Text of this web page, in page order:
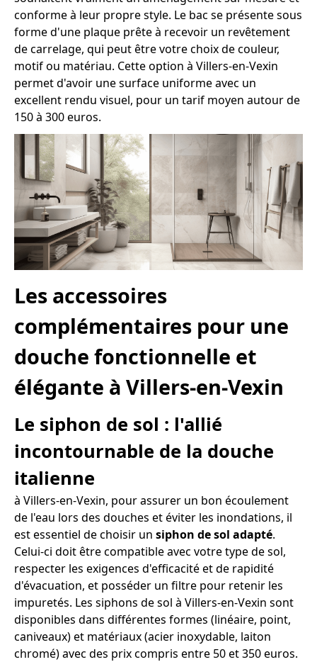
conforme à leur propre style. Le bac se présente sous
forme d'une plaque prête à recevoir un revêtement
de carrelage, qui peut être votre choix de couleur,
motif ou matériau. Cette option à Villers-en-Vexin
permet d'avoir une surface uniforme avec un
excellent rendu visuel, pour un tarif moyen autour de
150 à 300 euros.
Les accessoires
complémentaires pour une
douche fonctionnelle et
élégante à Villers-en-Vexin
Le siphon de sol : l'allié
incontournable de la douche
italienne
à Villers-en-Vexin, pour assurer un bon écoulement
de l'eau lors des douches et éviter les inondations, il
est essentiel de choisir un siphon de sol adapté.
Celui-ci doit être compatible avec votre type de sol,
respecter les exigences d'efficacité et de rapidité
d'évacuation, et posséder un filtre pour retenir les
impuretés. Les siphons de sol à Villers-en-Vexin sont
disponibles dans différentes formes (linéaire, point,
caniveaux) et matériaux (acier inoxydable, laiton
chromé) avec des prix compris entre 50 et 350 euros.